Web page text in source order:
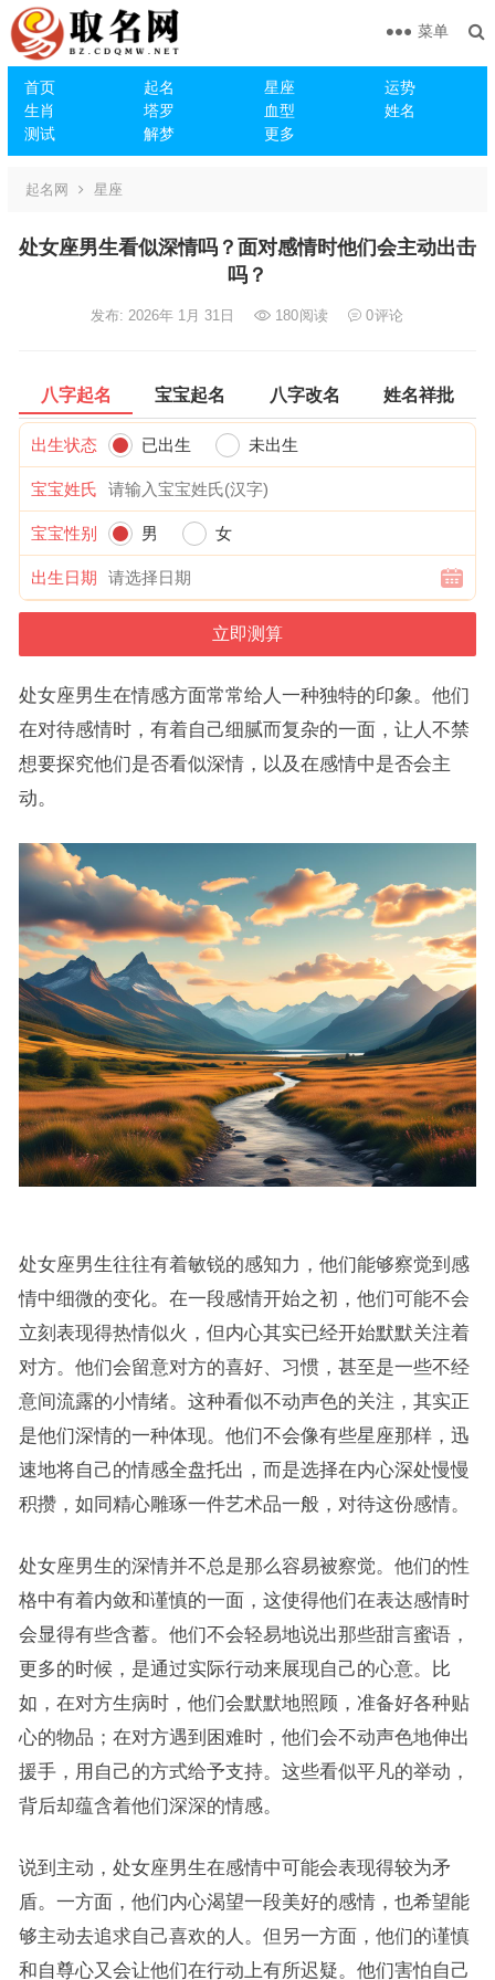
首页 起名 星座
运势
生肖
塔罗 血型
姓名
测试
解梦 更多
菜单
起名网 星座
处女座男生看似深情吗？面对感情时他们会主动出击
吗？
发布: 2026年 1月 31日 180阅读 0评论
八字起名 宝宝起名 八字改名 姓名祥批
出生状态 已出生 未出生
宝宝姓氏
宝宝性别 男 女
出生日期
处女座男生在情感方面常常给人一种独特的印象。他们
在对待感情时，有着自己细腻而复杂的一面，让人不禁
想要探究他们是否看似深情，以及在感情中是否会主
动。
处女座男生往往有着敏锐的感知力，他们能够察觉到感
情中细微的变化。在一段感情开始之初，他们可能不会
立刻表现得热情似火，但内心其实已经开始默默关注着
对方。他们会留意对方的喜好、习惯，甚至是一些不经
意间流露的小情绪。这种看似不动声色的关注，其实正
是他们深情的一种体现。他们不会像有些星座那样，迅
速地将自己的情感全盘托出，而是选择在内心深处慢慢
积攒，如同精心雕琢一件艺术品一般，对待这份感情。
处女座男生的深情并不总是那么容易被察觉。他们的性
格中有着内敛和谨慎的一面，这使得他们在表达感情时
会显得有些含蓄。他们不会轻易地说出那些甜言蜜语，
更多的时候，是通过实际行动来展现自己的心意。比
如，在对方生病时，他们会默默地照顾，准备好各种贴
心的物品；在对方遇到困难时，他们会不动声色地伸出
援手，用自己的方式给予支持。这些看似平凡的举动，
背后却蕴含着他们深深的情感。
说到主动，处女座男生在感情中可能会表现得较为矛
盾。一方面，他们内心渴望一段美好的感情，也希望能
够主动去追求自己喜欢的人。但另一方面，他们的谨慎
和自尊心又会让他们在行动上有所迟疑。他们害怕自己